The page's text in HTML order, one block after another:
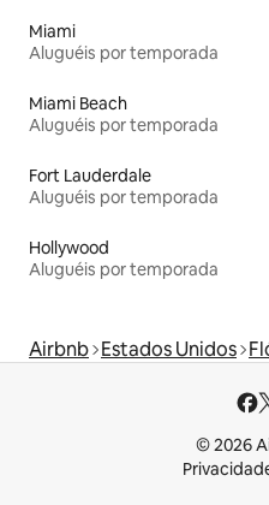
Miami
Aluguéis por temporada
Miami Beach
Aluguéis por temporada
Fort Lauderdale
Aluguéis por temporada
Hollywood
Aluguéis por temporada
Airbnb Estados Unidos
© 2026